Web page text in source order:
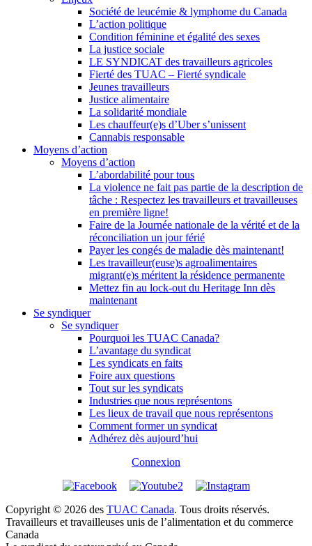
Société de leucémie & lymphome du Canada
L’action politique
Condition féminine et égalité des sexes
La justice sociale
LE SYNDICAT des travailleurs agricoles
Fierté des TUAC – Fierté syndicale
Jeunes travailleurs
Justice alimentaire
La solidarité mondiale
Les chauffeur(e)s d’Uber s’unissent
Cannabis responsable
Moyens d’action
Moyens d’action
L’abordabilité pour tous
La violence ne fait pas partie de la description de
tâche : Respectez les travailleurs et travailleuses
en première ligne!
Faire de la Journée nationale de la vérité et de la
réconciliation un jour férié
Payer les congés de maladie dès maintenant!
Les travailleur(euse)s agroalimentaires
migrant(e)s méritent la résidence permanente
Mettez fin au lock-out du Heritage Inn dès
maintenant
Se syndiquer
Se syndiquer
Pourquoi les TUAC Canada?
L’avantage du syndicat
Les syndicats en faits
Foire aux questions
Tout sur les syndicats
Industries que nous représentons
Les lieux de travail que nous représentons
Comment former un syndicat
Adhérez dès aujourd’hui
Connexion
Copyright © 2026 des TUAC Canada. Tous droits réservés.
Travailleurs et travailleuses unis de l’alimentation et du commerce
Canada